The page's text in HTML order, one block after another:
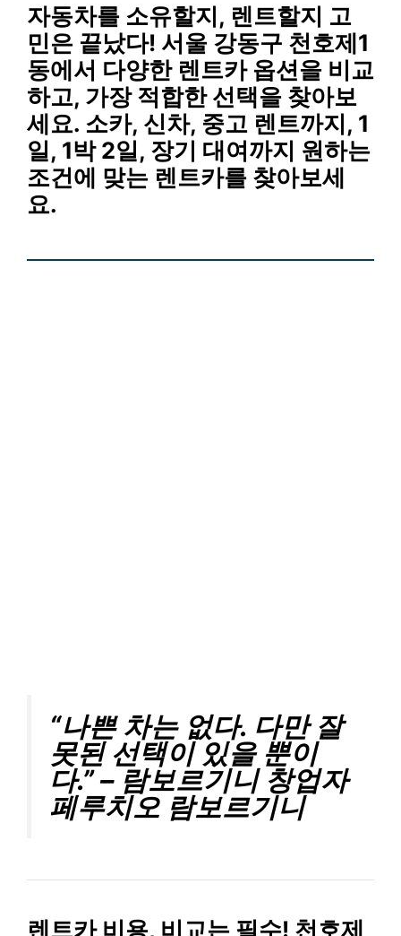
자동차를 소유할지, 렌트할지 고
민은 끝났다! 서울 강동구 천호제1
동에서 다양한 렌트카 옵션을 비교
하고, 가장 적합한 선택을 찾아보
세요. 소카, 신차, 중고 렌트까지, 1
일, 1박 2일, 장기 대여까지 원하는
조건에 맞는 렌트카를 찾아보세
요.
“나쁜 차는 없다. 다만 잘
못된 선택이 있을 뿐이
다.” – 람보르기니 창업자
페루치오 람보르기니
렌트카 비용, 비교는 필수! 천호제